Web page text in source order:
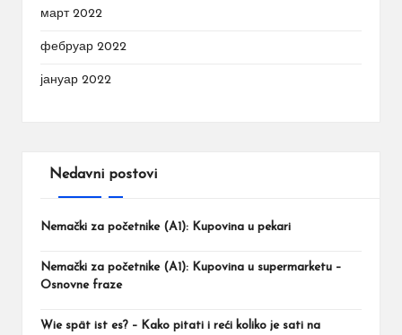
март 2022
фебруар 2022
јануар 2022
Nedavni postovi
Nemački za početnike (A1): Kupovina u pekari
Nemački za početnike (A1): Kupovina u supermarketu –
Osnovne fraze
Wie spät ist es? – Kako pitati i reći koliko je sati na